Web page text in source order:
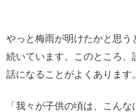
やっと梅雨が明けたかと思
続いています。このところ
話になることがよくあります。
「我々が子供の頃は、こん